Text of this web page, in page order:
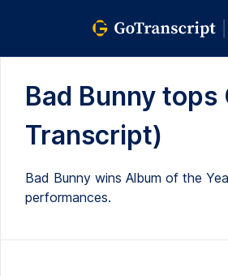
Bad Bunny
Transcript)
Bad Bunny wins Album of the
performances.